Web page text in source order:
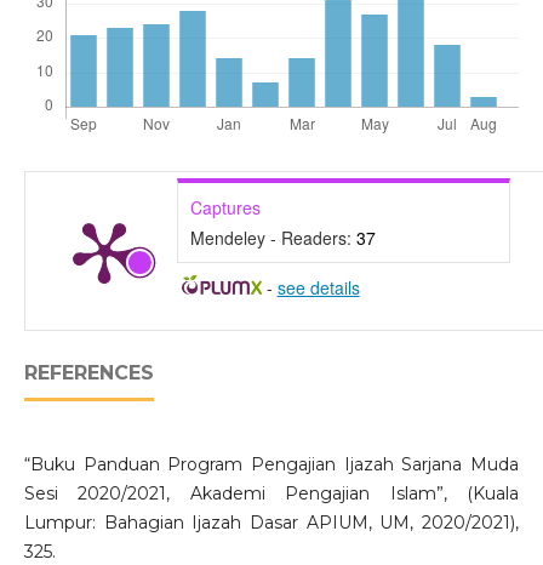
Captures
Mendeley - Readers: 37
- see details
REFERENCES
“Buku Panduan Program Pengajian Ijazah Sarjana Muda
Sesi 2020/2021, Akademi Pengajian Islam”, (Kuala
Lumpur: Bahagian Ijazah Dasar APIUM, UM, 2020/2021),
325.